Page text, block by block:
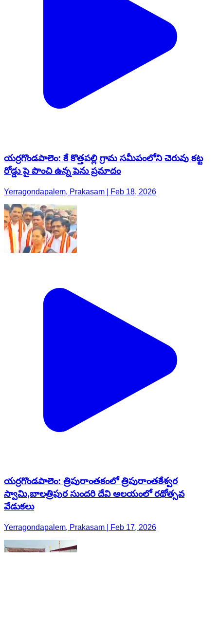
యర్రగొండపాలెం: కే కొత్తపల్లి గ్రామ సమీపంలోని చెరువు కట్ట
రోడ్డు పై పొంచి ఉన్న పెను ప్రమాదం
Yerragondapalem, Prakasam | Feb 18, 2026
యర్రగొండపాలెం: త్రిపురాంతకంలో త్రిపురాంతకేశ్వర
స్వామి,బాలత్రిపుర సుందరి దేవి ఆలయంలో రథోత్సవ
వేడుకలు
Yerragondapalem, Prakasam | Feb 17, 2026